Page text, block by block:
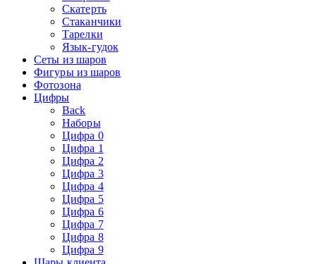
Скатерть
Стаканчики
Тарелки
Язык-гудок
Сеты из шаров
Фигуры из шаров
Фотозона
Цифры
Back
Наборы
Цифра 0
Цифра 1
Цифра 2
Цифра 3
Цифра 4
Цифра 5
Цифра 6
Цифра 7
Цифра 8
Цифра 9